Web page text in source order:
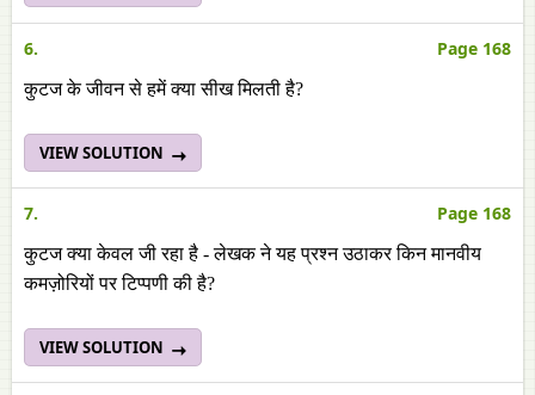
6. Page 168
कुटज के जीवन से हमें क्या सीख मिलती है?
VIEW SOLUTION
7. Page 168
कुटज क्या केवल जी रहा है - लेखक ने यह प्रश्न उठाकर किन मानवीय
कमज़ोरियों पर टिप्पणी की है?
VIEW SOLUTION